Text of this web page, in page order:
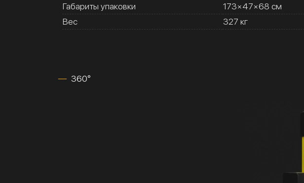
Габариты упаковки
173×47×68 см
Вес
327 кг
360°